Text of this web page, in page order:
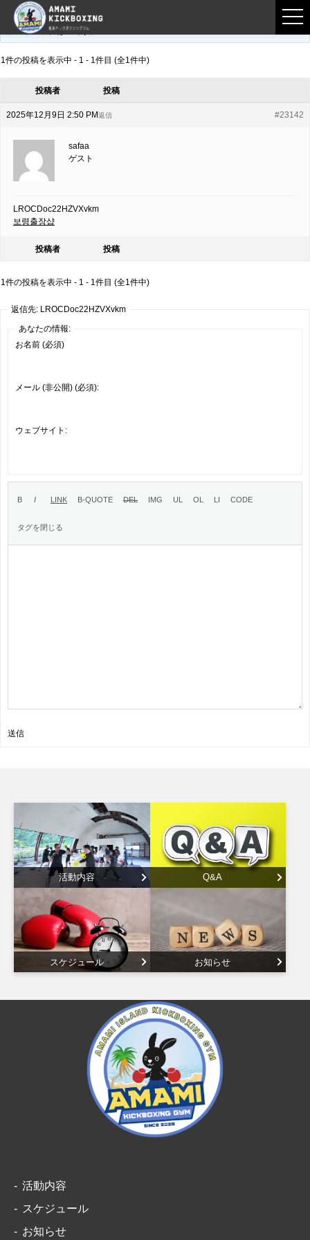
フロントページ › フォーラム
このトピックは空です。
1件の投稿を表示中 - 1 - 1件目 (全1件中)
投稿者 投稿
2025年12月9日 2:50 PM #23142
返信
safaa
ゲスト
LROCDoc22HZVXvkm
보령출장샵
投稿者 投稿
1件の投稿を表示中 - 1 - 1件目 (全1件中)
返信先: LROCDoc22HZVXvkm
あなたの情報:
お名前 (必須)
メール (非公開) (必須):
ウェブサイト:
送信
活動内容 Q&A
スケジュール お知らせ
活動内容
スケジュール
お知らせ